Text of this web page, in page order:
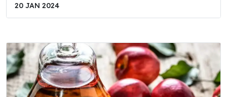
20 JAN 2024